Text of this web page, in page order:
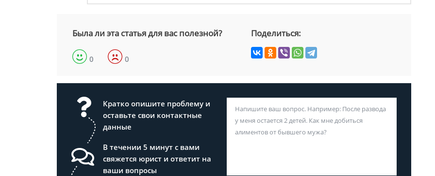
Была ли эта статья для вас полезной?
0 0
Поделиться:
Кратко опишите проблему и
оставьте свои контактные
данные
В течении 5 минут с вами
свяжется юрист и ответит на
ваши вопросы